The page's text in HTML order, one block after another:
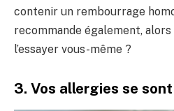
contenir un rembourrage
recommande également,
l’essayer vous-même ?
3. Vos allergies se